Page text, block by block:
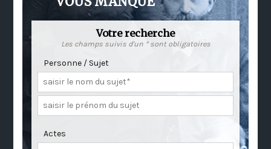
Votre recherche
Les champs suivis d'un * sont obligatoires
Personne / Sujet
Actes